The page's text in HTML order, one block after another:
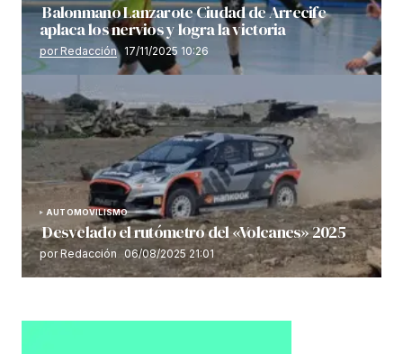
Balonmano Lanzarote Ciudad de Arrecife
aplaca los nervios y logra la victoria
por Redacción 17/11/2025 10:26
AUTOMOVILISMO
Desvelado el rutómetro del «Volcanes» 2025
por Redacción 06/08/2025 21:01